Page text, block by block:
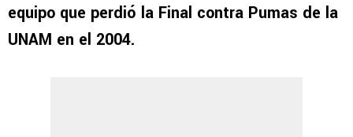
equipo que perdió la Final contra Pumas de la
UNAM en el 2004.